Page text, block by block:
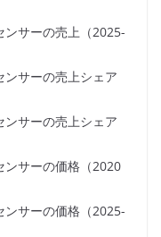
ンサーの売上（2025-
ンサーの売上シェア
ンサーの売上シェア
ンサーの価格（2020
ンサーの価格（2025-